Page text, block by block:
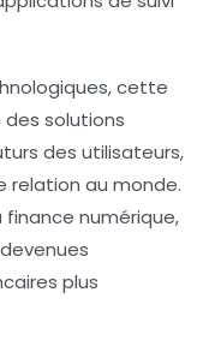
cette
solutions
des utilisateurs,
relation au monde.
finance numérique,
plus